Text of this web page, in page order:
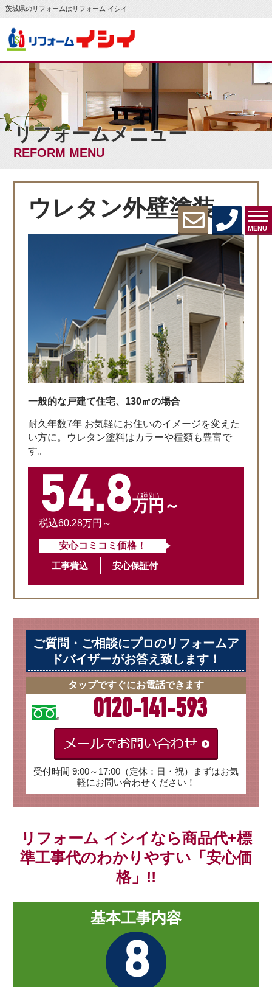
茨城県のリフォームはリフォーム イシイ
MENU
リフォームメニュー
REFORM MENU
ウレタン外壁塗装
一般的な戸建て住宅、130㎡の場合
耐久年数7年 お気軽にお住いのイメージを変えた
い方に。ウレタン塗料はカラーや種類も豊富で
す。
54.8万円～
（税別）
税込60.28万円～
安心コミコミ価格！
工事費込
安心保証付
ご質問・ご相談にプロのリフォームア
ドバイザーがお答え致します！
タップですぐにお電話できます
0120-141-593
受付時間 9:00～17:00（定休：日・祝）まずはお気
軽にお問い合わせください！
リフォーム イシイなら商品代+標
準工事代のわかりやすい「安心価
格」!!
基本工事内容
8